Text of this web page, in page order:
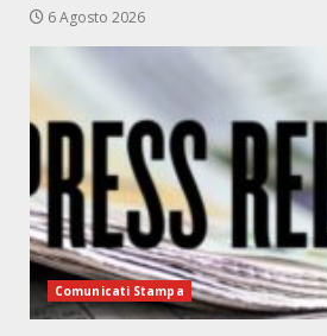
6 Agosto 2026
Comunicati Stampa